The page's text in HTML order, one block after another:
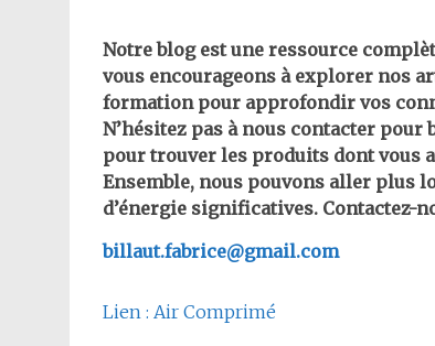
Notre blog est une ressource
vous encourageons à explorer nos
formation pour approfondir vos
N’hésitez pas à nous contacter
pour trouver les produits dont vous
Ensemble, nous pouvons aller plus
d’énergie significatives. Contactez-
billaut.fabrice@gmail.com
Lien : Air Comprimé